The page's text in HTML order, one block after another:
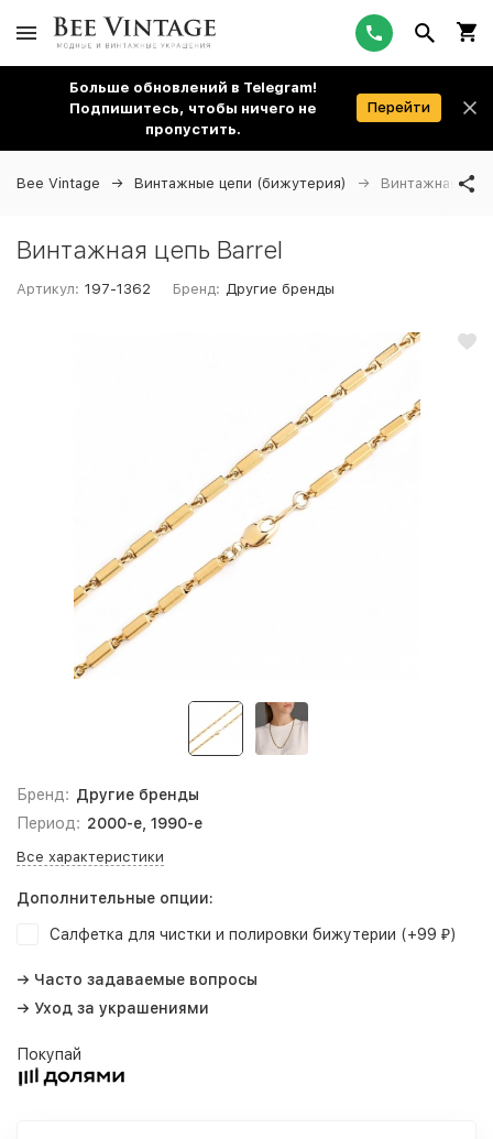
Больше обновлений в Telegram!
Подпишитесь, чтобы ничего не
пропустить.
Перейти
Bee Vintage Винтажные цепи (бижутерия) Винтажная
Винтажная цепь Barrel
Артикул: 197-1362 Бренд: Другие бренды
Бренд: Другие бренды
Период: 2000-е, 1990-е
Все характеристики
Дополнительные опции:
Салфетка для чистки и полировки бижутерии (+99 ₽)
→ Часто задаваемые вопросы
→ Уход за украшениями
Покупай